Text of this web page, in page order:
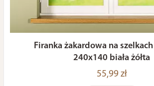
Firanka żakardowa na szelkach
240x140 biała żółta
55,99 zł